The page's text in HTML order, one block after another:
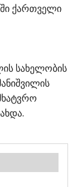
ქართველი
სახელობის